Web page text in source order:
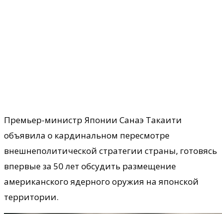
Премьер-министр Японии Санаэ Такаити
объявила о кардинальном пересмотре
внешнеполитической стратегии страны, готовясь
впервые за 50 лет обсудить размещение
американского ядерного оружия на японской
территории.